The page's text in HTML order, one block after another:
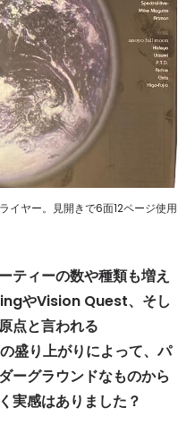
イヤー。見開きで6面12ページ使用
ィーの数や種類も増え
やVision Quest、そし
点と言われる
盛り上がりによって、パ
ーグラウンドなものから
実感はありました？